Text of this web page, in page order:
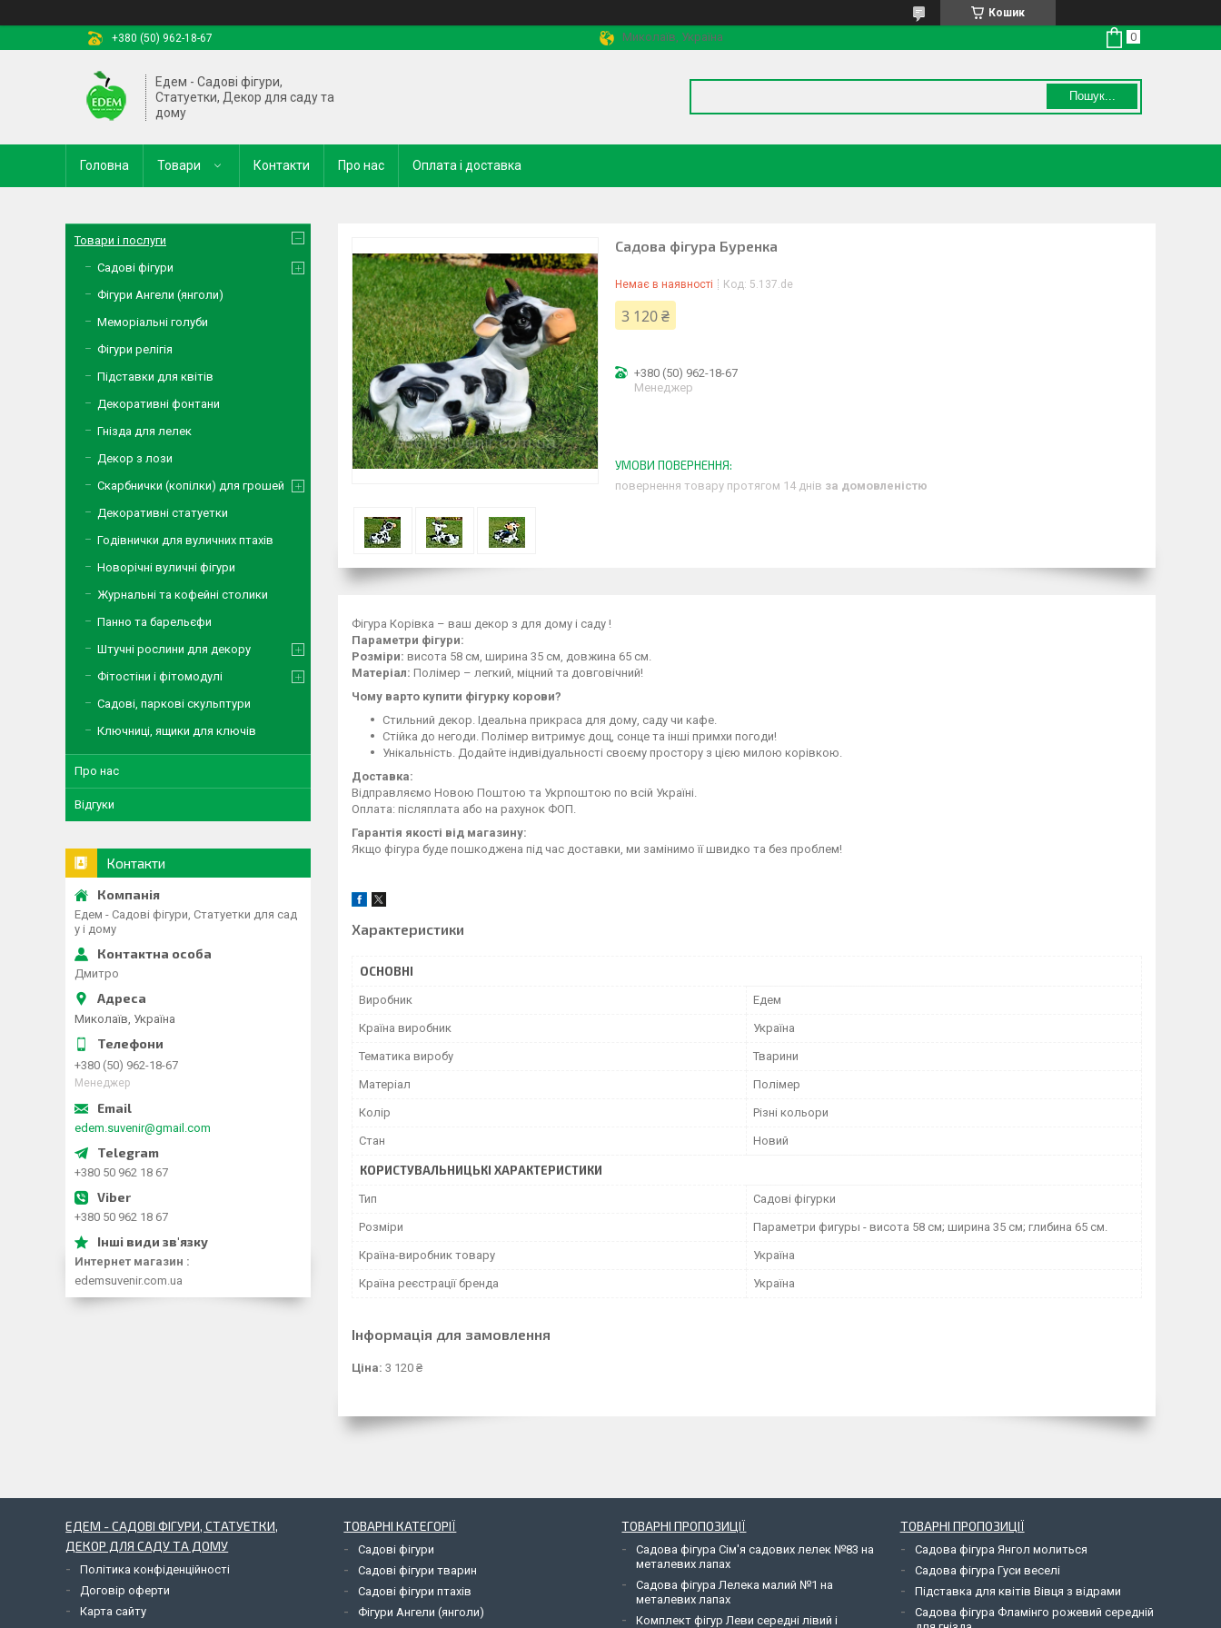
Кошик
+380 (50) 962-18-67
Миколаїв, Україна
Едем - Садові фігури,
Статуетки, Декор для саду та
дому
Пошук...
Головна Товари Контакти Про нас Оплата і доставка
Садова фігура Буренка
Немає в наявності Код: 5.137.de
3 120 ₴
+380 (50) 962-18-67
Менеджер
повернення товару протягом 14 днів за домовленістю
Фігура Корівка – ваш декор з для дому і саду !
Параметри фігури:
Розміри: висота 58 см, ширина 35 см, довжина 65 см.
Матеріал: Полімер – легкий, міцний та довговічний!
Чому варто купити фігурку корови?
Стильний декор. Ідеальна прикраса для дому, саду чи кафе.
Стійка до негоди. Полімер витримує дощ, сонце та інші примхи погоди!
Унікальність. Додайте індивідуальності своєму простору з цією милою корівкою.
Доставка:
Відправляємо Новою Поштою та Укрпоштою по всій Україні.
Оплата: післяплата або на рахунок ФОП.
Гарантія якості від магазину:
Якщо фігура буде пошкоджена під час доставки, ми замінимо її швидко та без проблем!
Характеристики
ОСНОВНІ
Виробник Едем
Країна виробник Україна
Тематика виробу Тварини
Матеріал Полімер
Колір Різні кольори
Стан Новий
КОРИСТУВАЛЬНИЦЬКІ ХАРАКТЕРИСТИКИ
Тип Садові фігурки
Розміри Параметри фигуры - висота 58 см; ширина 35 см; глибина 65 см.
Країна-виробник товару Україна
Країна реєстрації бренда Україна
Інформація для замовлення
Ціна: 3 120 ₴
Товари і послуги
Садові фігури
Фігури Ангели (янголи)
Меморіальні голуби
Фігури релігія
Підставки для квітів
Декоративні фонтани
Гнізда для лелек
Декор з лози
Скарбнички (копілки) для грошей
Декоративні статуетки
Годівнички для вуличних птахів
Новорічні вуличні фігури
Журнальні та кофейні столики
Панно та барельєфи
Штучні рослини для декору
Фітостіни і фітомодулі
Садові, паркові скульптури
Ключниці, ящики для ключів
Про нас
Відгуки
Контакти
Едем - Садові фігури, Статуетки для сад
у і дому
Дмитро
Миколаїв, Україна
+380 (50) 962-18-67
Менеджер
edem.suvenir@gmail.com
+380 50 962 18 67
+380 50 962 18 67
Интернет магазин
edemsuvenir.com.ua
ЕДЕМ - САДОВІ ФІГУРИ, СТАТУЕТКИ,
ДЕКОР ДЛЯ САДУ ТА ДОМУ
Політика конфіденційності
Договір оферти
Карта сайту
ТОВАРНІ КАТЕГОРІЇ
Садові фігури
Садові фігури тварин
Садові фігури птахів
Фігури Ангели (янголи)
ТОВАРНІ ПРОПОЗИЦІЇ
Садова фігура Сім'я садових лелек №83 на
металевих лапах
Садова фігура Лелека малий №1 на
металевих лапах
Комплект фігур Леви середні лівий і
ТОВАРНІ ПРОПОЗИЦІЇ
Садова фігура Янгол молиться
Садова фігура Гуси веселі
Підставка для квітів Вівця з відрами
Садова фігура Фламінго рожевий середній